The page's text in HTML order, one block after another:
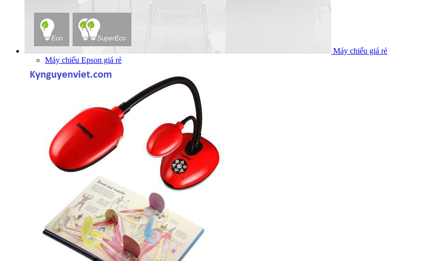
Máy chiếu giá rẻ
Máy chiếu Epson giá rẻ